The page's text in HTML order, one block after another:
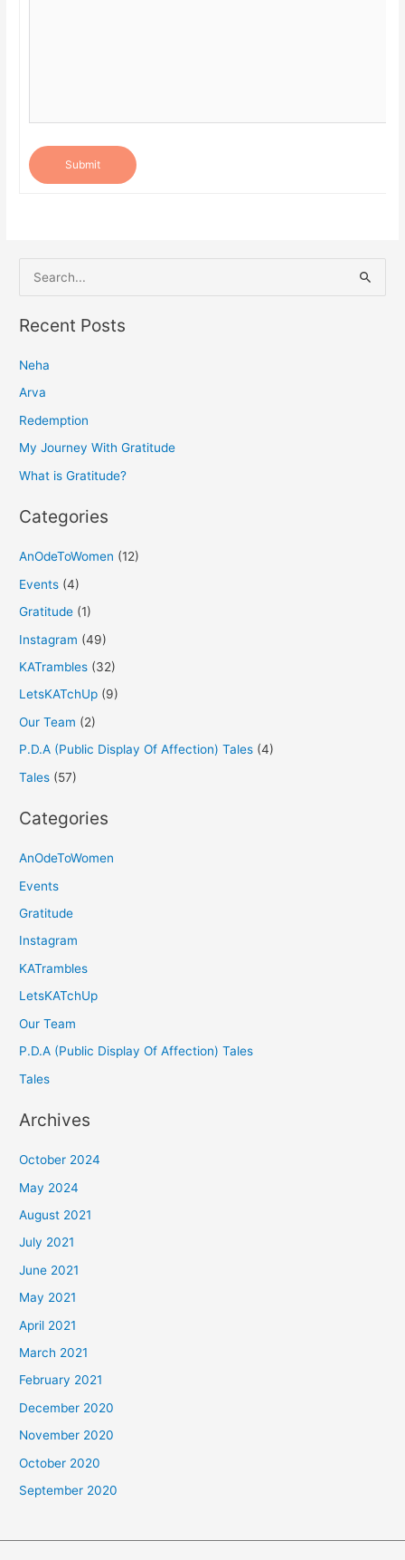
Submit
e
a
c
h
f
o
Recent Posts
Neha
Arva
Redemption
My Journey With Gratitude
What is Gratitude?
Categories
AnOdeToWomen (12)
Events (4)
Gratitude (1)
Instagram (49)
KATrambles (32)
LetsKATchUp (9)
Our Team (2)
P.D.A (Public Display Of Affection) Tales (4)
Tales (57)
Categories
AnOdeToWomen
Events
Gratitude
Instagram
KATrambles
LetsKATchUp
Our Team
P.D.A (Public Display Of Affection) Tales
Tales
Archives
October 2024
May 2024
August 2021
July 2021
June 2021
May 2021
April 2021
March 2021
February 2021
December 2020
November 2020
October 2020
September 2020